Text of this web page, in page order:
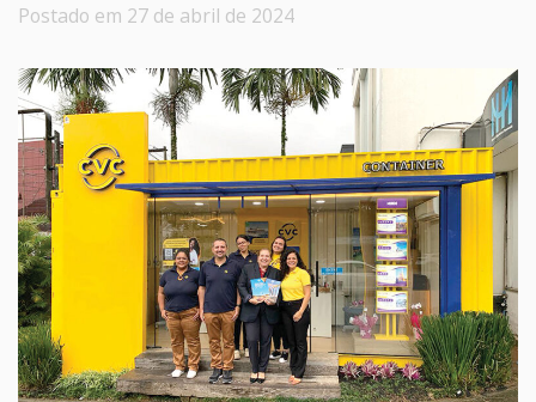
Postado em 27 de abril de 2024